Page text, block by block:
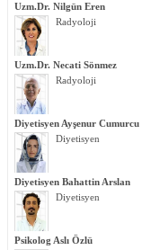
Uzm.Dr. Nilgün Eren
Radyoloji
Uzm.Dr. Necati Sönmez
Radyoloji
Diyetisyen Ayşenur Cumurcu
Diyetisyen
Diyetisyen Bahattin Arslan
Diyetisyen
Psikolog Aslı Özlü